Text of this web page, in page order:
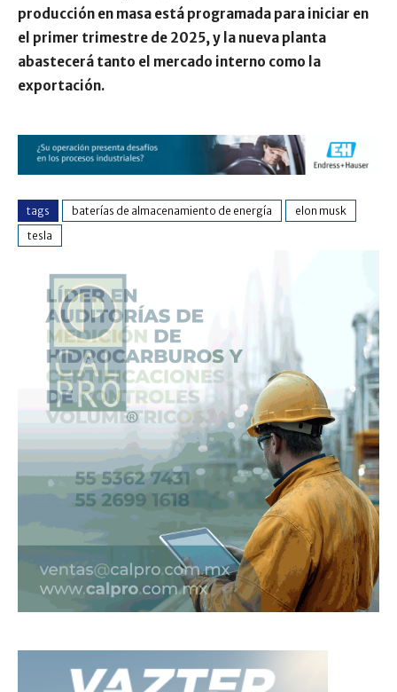
producción en masa está programada para iniciar en
el primer trimestre de 2025, y la nueva planta
abastecerá tanto el mercado interno como la
exportación.
tags baterías de almacenamiento de energía
elon musk
tesla